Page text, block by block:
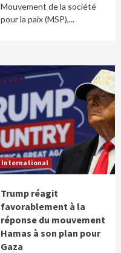
Mouvement de la société
pour la paix (MSP),...
International
Trump réagit
favorablement à la
réponse du mouvement
Hamas à son plan pour
Gaza